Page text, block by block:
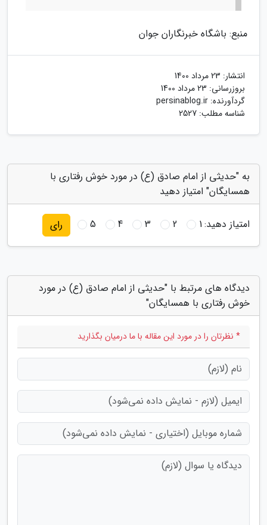
منبع: باشگاه خبرنگاران جوان
انتشار: 23 مرداد 1400
بروزرسانی: 23 مرداد 1400
گردآورنده: persinablog.ir
شناسه مطلب: 2527
به "حدیثی از امام صادق (ع) در مورد خوش رفتاری با
همسایگان" امتیاز دهید
امتیاز دهید:1
2
3
4
5 رای
دیدگاه های مرتبط با "حدیثی از امام صادق (ع) در مورد
خوش رفتاری با همسایگان"
* نظرتان را در مورد این مقاله با ما درمیان بگذارید